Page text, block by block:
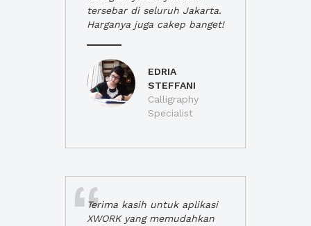
tersebar di seluruh Jakarta.
Harganya juga cakep banget!
EDRIA
STEFFANI
Calligraphy
Specialist
Terima kasih untuk aplikasi
XWORK yang memudahkan